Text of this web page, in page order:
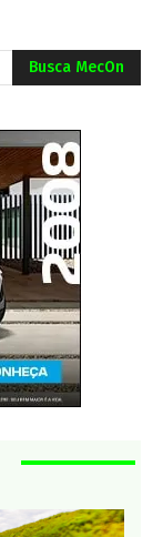
Busca MecOn